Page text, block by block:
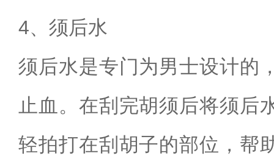
4、须后水
须后水是专门为男士设计的
止血。在刮完胡须后将须后
轻拍打在刮胡子的部位，帮